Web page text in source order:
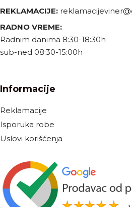
REKLAMACIJE:
RADNO VREME:
Radnim danima 8:30-18:30h
sub-ned 08:30-15:00h
Informacije
Reklamacije
Isporuka robe
Uslovi korišćenja